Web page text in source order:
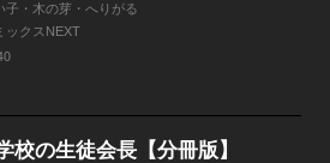
子・木の芽・へりがる
ックスNEXT
校の生徒会長【分冊版】